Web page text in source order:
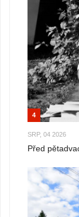
4
SRP, 04 2026
Před